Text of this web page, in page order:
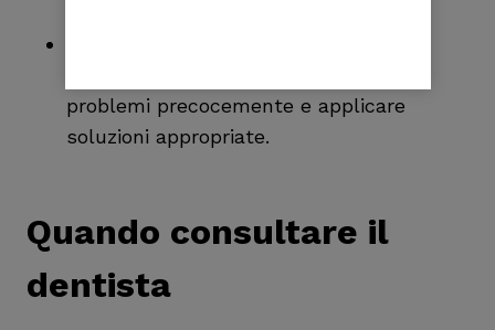
problemi precocemente e applicare
soluzioni appropriate.
Quando consultare il
dentista